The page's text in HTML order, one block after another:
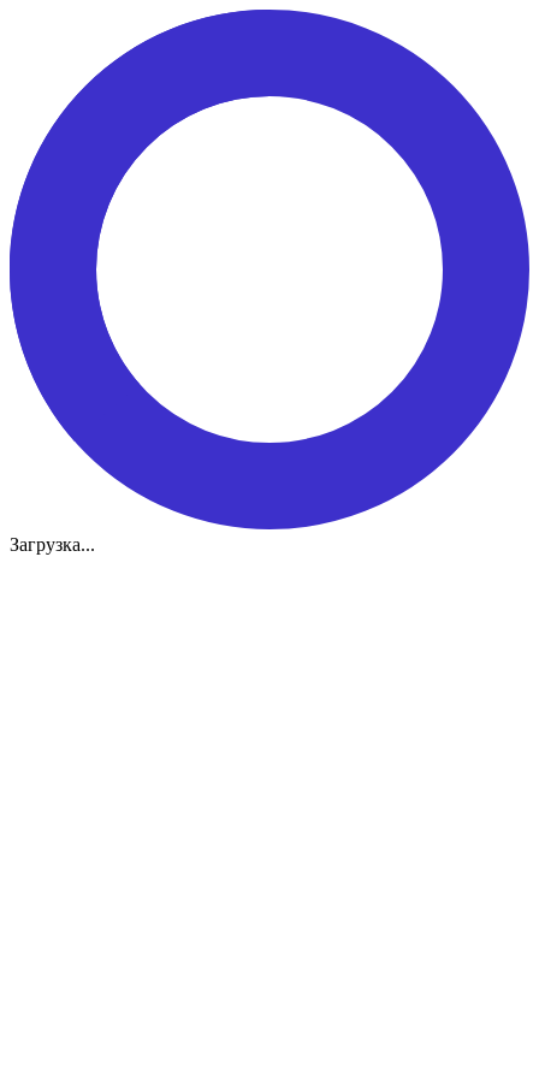
Загрузка...